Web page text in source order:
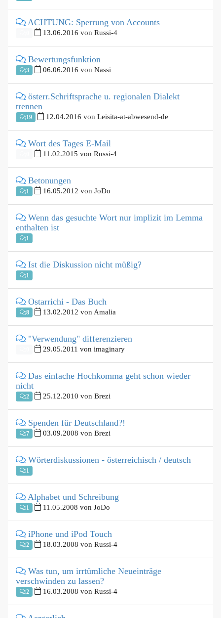
ACHTUNG: Sperrung von Accounts
13.06.2016 von Russi-4
Bewertungsfunktion
3 06.06.2016 von Nassi
österr.Schriftsprache u. regionalen Dialekt
trennen
19 12.04.2016 von Leisita-at-abwesend-de
Wort des Tages E-Mail
11.02.2015 von Russi-4
Betonungen
1 16.05.2012 von JoDo
Wenn das gesuchte Wort nur implizit im Lemma
enthalten ist
1
Ist die Diskussion nicht müßig?
1
Ostarrichi - Das Buch
8 13.02.2012 von Amalia
"Verwendung" differenzieren
29.05.2011 von imaginary
Das einfache Hochkomma geht schon wieder
nicht
2 25.12.2010 von Brezi
Spenden für Deutschland?!
7 03.09.2008 von Brezi
Wörterdiskussionen - österreichisch / deutsch
1
Alphabet und Schreibung
1 11.05.2008 von JoDo
iPhone und iPod Touch
2 18.03.2008 von Russi-4
Was tun, um irrtümliche Neueinträge
verschwinden zu lassen?
2 16.03.2008 von Russi-4